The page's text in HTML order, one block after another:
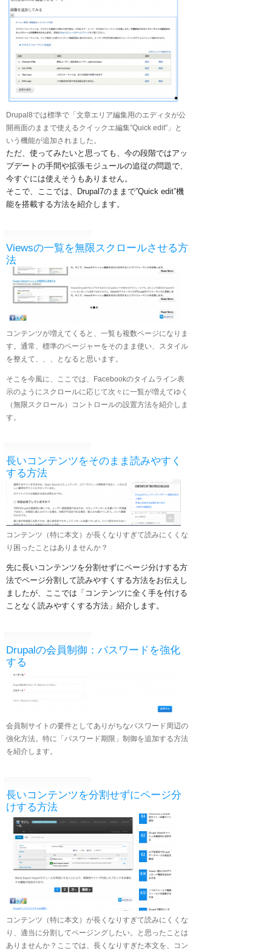
Drupal8では標準で「文章エリア編集用のエディタが公
開画面のままで使えるクイックエ編集”Quick edit”」と
いう機能が追加されました。
ただ、使ってみたいと思っても、今の段階ではアッ
プデートの手間や拡張モジュールの追従の問題で、
今すぐには使えそうもありません。
そこで、ここでは、Drupal7のままで”Quick edit”機
能を搭載する方法を紹介します。
Viewsの一覧を無限スクロールさせる方
法
コンテンツが増えてくると、一覧も複数ページになりま
す。通常、標準のページャーをそのまま使い、スタイル
を整えて、、、となると思います。
そこを今風に、ここでは、Facebookのタイムライン表
示のようにスクロールに応じて次々に一覧が増えてゆく
（無限スクロール）コントロールの設置方法を紹介しま
す。
長いコンテンツをそのまま読みやすく
する方法
コンテンツ（特に本文）が長くなりすぎて読みにくくな
り困ったことはありませんか？
先に長いコンテンツを分割せずにページ分けする方
法でページ分割して読みやすくする方法をお伝えし
ましたが、ここでは「コンテンツに全く手を付ける
ことなく読みやすくする方法」紹介します。
Drupalの会員制御：パスワードを強化
する
会員制サイトの要件としてありがちなパスワード周辺の
強化方法。特に「パスワード期限」制御を追加する方法
を紹介します。
長いコンテンツを分割せずにページ分
けする方法
コンテンツ（特に本文）が長くなりすぎて読みにくくな
り、適当に分割してページングしたい。と思ったことは
ありませんか？ここでは、長くなりすぎた本文を、コン